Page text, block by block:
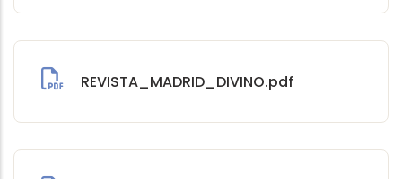
REVISTA_MADRID_DIVINO.pdf